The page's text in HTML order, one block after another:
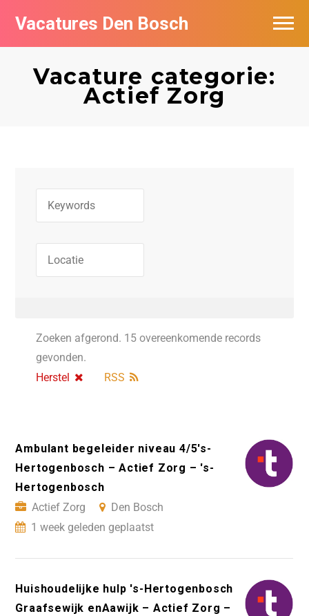
Vacatures Den Bosch
Vacature categorie:
Actief Zorg
Zoeken afgerond. 15 overeenkomende records
gevonden.
Herstel
RSS
Ambulant begeleider niveau 4/5's-
Hertogenbosch – Actief Zorg – 's-
Hertogenbosch
Actief Zorg
Den Bosch
1 week geleden geplaatst
Huishoudelijke hulp 's-Hertogenbosch
Graafsewijk enAawijk – Actief Zorg –
Vacatures per bedrijf in Den Bosch
De populairste vacatures in Den Bosch